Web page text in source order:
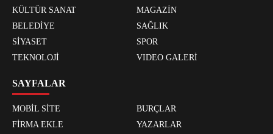
KÜLTÜR SANAT
MAGAZİN
BELEDİYE
SAĞLIK
SİYASET
SPOR
TEKNOLOJİ
VIDEO GALERİ
SAYFALAR
MOBİL SİTE
BURÇLAR
FİRMA EKLE
YAZARLAR